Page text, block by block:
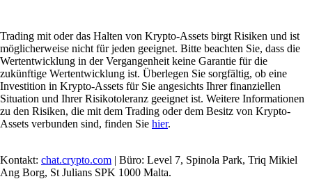
Trading mit oder das Halten von Krypto-Assets birgt Risiken und ist
möglicherweise nicht für jeden geeignet. Bitte beachten Sie, dass die
Wertentwicklung in der Vergangenheit keine Garantie für die
zukünftige Wertentwicklung ist. Überlegen Sie sorgfältig, ob eine
Investition in Krypto-Assets für Sie angesichts Ihrer finanziellen
Situation und Ihrer Risikotoleranz geeignet ist. Weitere Informationen
zu den Risiken, die mit dem Trading oder dem Besitz von Krypto-
Assets verbunden sind, finden Sie hier.
Kontakt: chat.crypto.com | Büro: Level 7, Spinola Park, Triq Mikiel
Ang Borg, St Julians SPK 1000 Malta.